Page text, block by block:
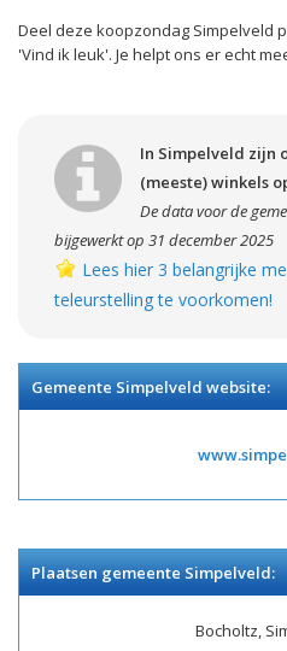
Deel deze koopzondag Simpelveld
'Vind ik leuk'. Je helpt ons er echt
In Simpelveld zijn
(meeste) winkels
De data voor de
bijgewerkt op 31 december 2025
Lees hier 3 belangrijke
teleurstelling te voorkomen!
Gemeente Simpelveld website:
Plaatsen gemeente Simpelveld:
Bocholtz,